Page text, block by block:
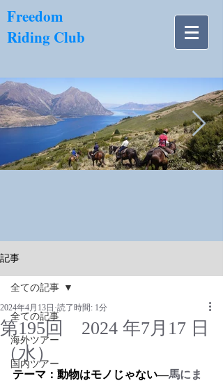
​Freedom
Riding Club
記事
全ての記事
海外ツアー
国内ツアー
全ての記事
第195回 2024 年7月17 日
（水）
2024年4月13日 読了時間: 1分
テーマ：動物はモノじゃない―馬にま